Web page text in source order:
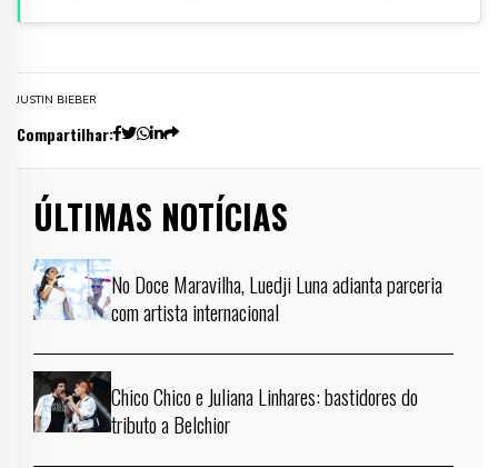
JUSTIN BIEBER
Compartilhar:
ÚLTIMAS NOTÍCIAS
No Doce Maravilha, Luedji Luna adianta parceria
com artista internacional
Chico Chico e Juliana Linhares: bastidores do
tributo a Belchior